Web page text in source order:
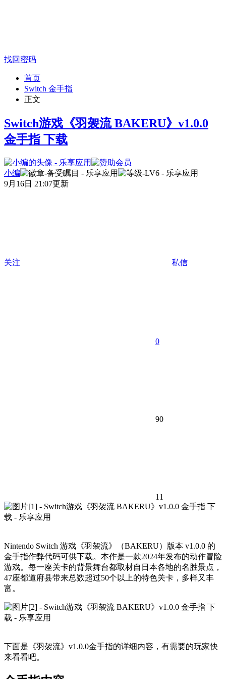
找回密码
首页
Switch 金手指
正文
Switch游戏《羽袈流 BAKERU》v1.0.0
金手指 下载
小编
9月16日 21:07更新
关注 私信
0
90
11
Nintendo Switch 游戏《羽袈流》（BAKERU）版本 v1.0.0 的
金手指作弊代码可供下载。本作是一款2024年发布的动作冒险
游戏。每一座关卡的背景舞台都取材自日本各地的名胜景点，
47座都道府县带来总数超过50个以上的特色关卡，多样又丰
富。
下面是《羽袈流》v1.0.0金手指的详细内容，有需要的玩家快
来看看吧。